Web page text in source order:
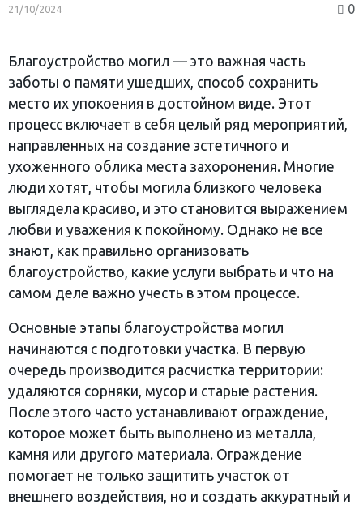
21/10/2024 0
Благоустройство могил — это важная часть
заботы о памяти ушедших, способ сохранить
место их упокоения в достойном виде. Этот
процесс включает в себя целый ряд мероприятий,
направленных на создание эстетичного и
ухоженного облика места захоронения. Многие
люди хотят, чтобы могила близкого человека
выглядела красиво, и это становится выражением
любви и уважения к покойному. Однако не все
знают, как правильно организовать
благоустройство, какие услуги выбрать и что на
самом деле важно учесть в этом процессе.
Основные этапы благоустройства могил
начинаются с подготовки участка. В первую
очередь производится расчистка территории:
удаляются сорняки, мусор и старые растения.
После этого часто устанавливают ограждение,
которое может быть выполнено из металла,
камня или другого материала. Ограждение
помогает не только защитить участок от
внешнего воздействия, но и создать аккуратный и